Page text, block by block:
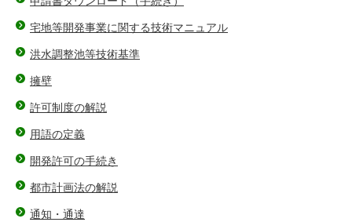
宅地等開発事業に関する技術マニュアル
洪水調整池等技術基準
擁壁
許可制度の解説
用語の定義
開発許可の手続き
都市計画法の解説
通知・通達